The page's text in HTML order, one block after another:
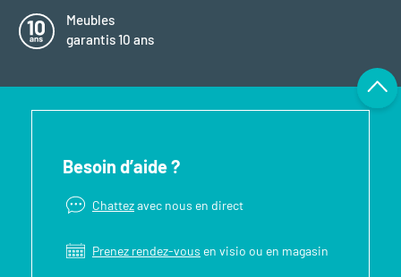
Meubles
garantis 10 ans
Besoin d’aide ?
Chattezavec nous en direct
Prenez rendez-vous en visio ou en magasin